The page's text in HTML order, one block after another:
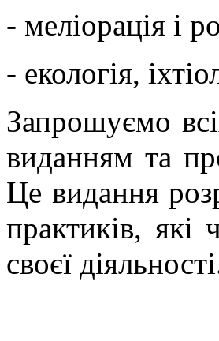
- меліорація і
- екологія,
Запрошуємо
виданням та
Це видання
практиків, які
своєї